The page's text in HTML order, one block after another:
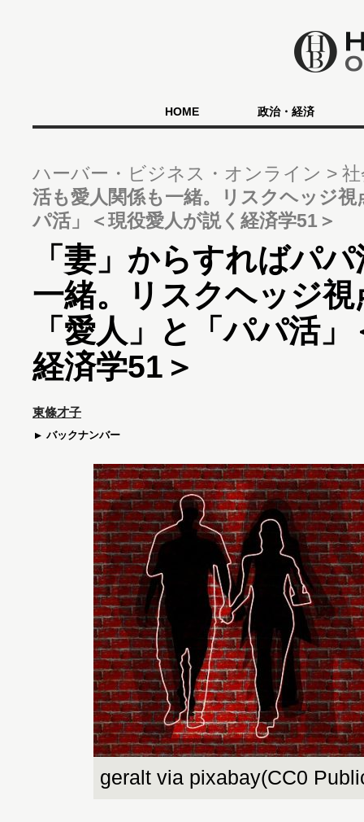
HOME 政治・経済
ハーバー・ビジネス・オンライン
活も愛人関係も一緒。リスクヘッジ
パ活」＜現役愛人が説く経済学51＞
「妻」からすればパ
一緒。リスクヘッジ
「愛人」と「パパ活
経済学51＞
東條才子
バックナンバー
geralt via pixabay(CC0